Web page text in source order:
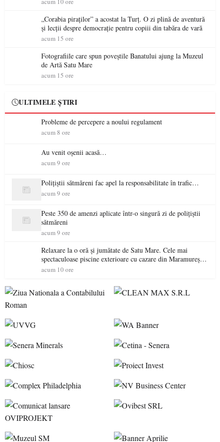
„Corabia piraților” a acostat la Turț. O zi plină de aventură
și lecții despre democrație pentru copiii din tabăra de vară
acum 15 ore
Fotografiile care spun poveștile Banatului ajung la Muzeul
de Artă Satu Mare
acum 15 ore
ULTIMELE ȘTIRI
Probleme de percepere a noului regulament
acum 8 ore
Au venit oșenii acasă…
acum 9 ore
Polițiștii sătmăreni fac apel la responsabilitate în trafic…
acum 9 ore
Peste 350 de amenzi aplicate într-o singură zi de polițiștii
sătmăreni
acum 9 ore
Relaxare la o oră și jumătate de Satu Mare. Cele mai
spectaculoase piscine exterioare cu cazare din Maramureș,
ideale pentru o escapadă de vară
acum 10 ore